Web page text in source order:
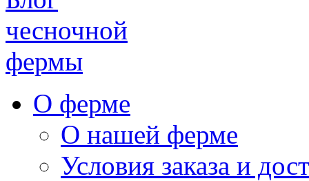
чесночной
фермы
О ферме
О нашей ферме
Условия заказа и